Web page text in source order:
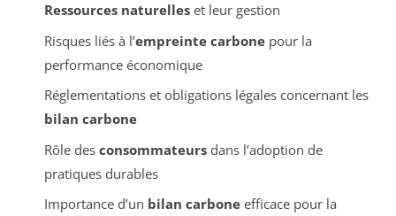
Ressources naturelleset leur gestion
Risques liés à l’empreinte carbonepour la
performance économique
Réglementations et obligations légales concernant les
bilan carbone
Rôle des consommateursdans l’adoption de
pratiques durables
Importance d’un bilan carboneefficace pour la